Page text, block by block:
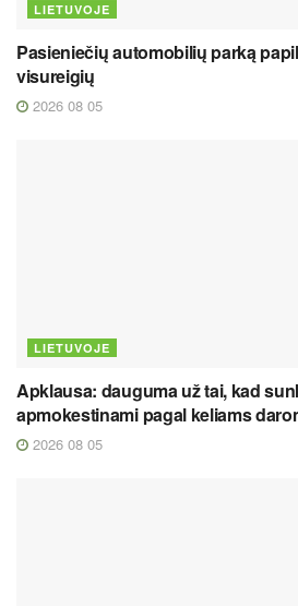
LIETUVOJE
Pasieniečių automobilių parką
visureigių
2026 08 05
LIETUVOJE
Apklausa: dauguma už tai, kad
apmokestinami pagal keliams
2026 08 05